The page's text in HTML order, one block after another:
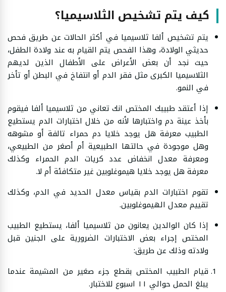
كيف يتم تشخيص الثلاسيميا؟
يتم تشخيص ألفا ثلاسيميا في أكثر الحالات عن طريق فحص
حديثي الولادة، وهذا الفحص يتم القيام به عند ولادة الطفل،
حيث نجد أن بعض الأعراض على الأطفال الذين لديهم
الثلاسيميا الكبرى مثل فقر الدم أو انتفاخ في البطن أو تأخر
في النمو.
إذا أعتقد طبيبك المختص انك تعاني من ثلاسيميا ألفا فيقوم
بأخذ عينة دم واختبارها لأنه من خلال اختبارات الدم يستطيع
الطبيب معرفة هل يوجد خلايا دم حمراء تالفة أو مشوهه
وهل موجودة في حالتها الطبيعية أم أصغر من الطبيعي،
ومعرفة معدل انخفاض عدد كريات الدم الحمراء وكذلك
معرفة هل يوجد خلايا هيموغلوبين غير متكافئة أم لا.
تقوم اختبارات الدم بقياس معدل الحديد في الدم، وكذلك
تقييم معدل الهيموغلوبين.
إذا كان الوالدين يعانون من ثلاسيميا ألفا، يستطيع الطبيب
المختص إجراء بعض الاختبارات الضرورية على الجنين قبل
ولادته وذلك عن طريق:
قيام الطبيب المختص بقطع جزء صغير من المشيمة عندما
يبلغ الحمل حوالي ١١ اسبوع للاختبار.